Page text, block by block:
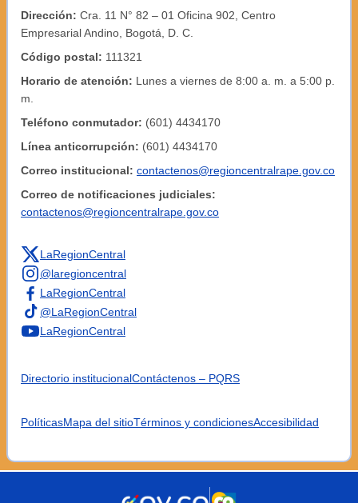
Dirección: Cra. 11 N° 82 – 01 Oficina 902, Centro
Empresarial Andino, Bogotá, D. C.
Código postal: 111321
Horario de atención: Lunes a viernes de 8:00 a. m. a 5:00 p.
m.
Teléfono conmutador: (601) 4434170
Línea anticorrupción: (601) 4434170
Correo institucional: contactenos@regioncentralrape.gov.co
Correo de notificaciones judiciales:
contactenos@regioncentralrape.gov.co
LaRegionCentral
@laregioncentral
LaRegionCentral
@LaRegionCentral
LaRegionCentral
Directorio institucionalContáctenos – PQRS
PolíticasMapa del sitioTérminos y condicionesAccesibilidad